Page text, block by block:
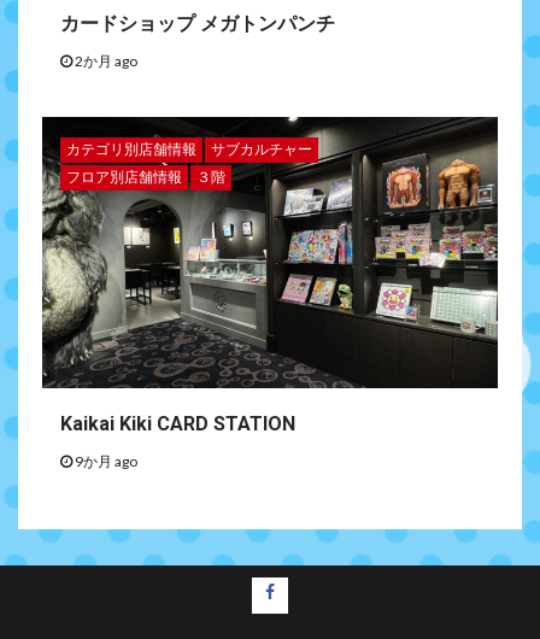
カードショップ メガトンパンチ
2か月 ago
カテゴリ別店舗情報
サブカルチャー
フロア別店舗情報
３階
Kaikai Kiki CARD STATION
9か月 ago
facebook